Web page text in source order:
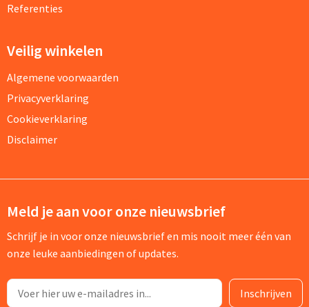
Referenties
Veilig winkelen
Algemene voorwaarden
Privacyverklaring
Cookieverklaring
Disclaimer
Meld je aan voor onze nieuwsbrief
Schrijf je in voor onze nieuwsbrief en mis nooit meer één van
onze leuke aanbiedingen of updates.